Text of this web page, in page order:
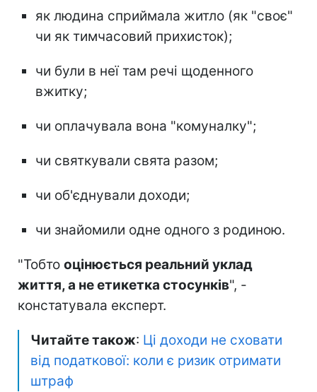
як людина сприймала житло (як "своє"
чи як тимчасовий прихисток);
чи були в неї там речі щоденного
вжитку;
чи оплачувала вона "комуналку";
чи святкували свята разом;
чи об'єднували доходи;
чи знайомили одне одного з родиною.
"Тобто оцінюється реальний уклад
життя, а не етикетка стосунків", -
констатувала експерт.
Читайте також: Ці доходи не сховати
від податкової: коли є ризик отримати
штраф